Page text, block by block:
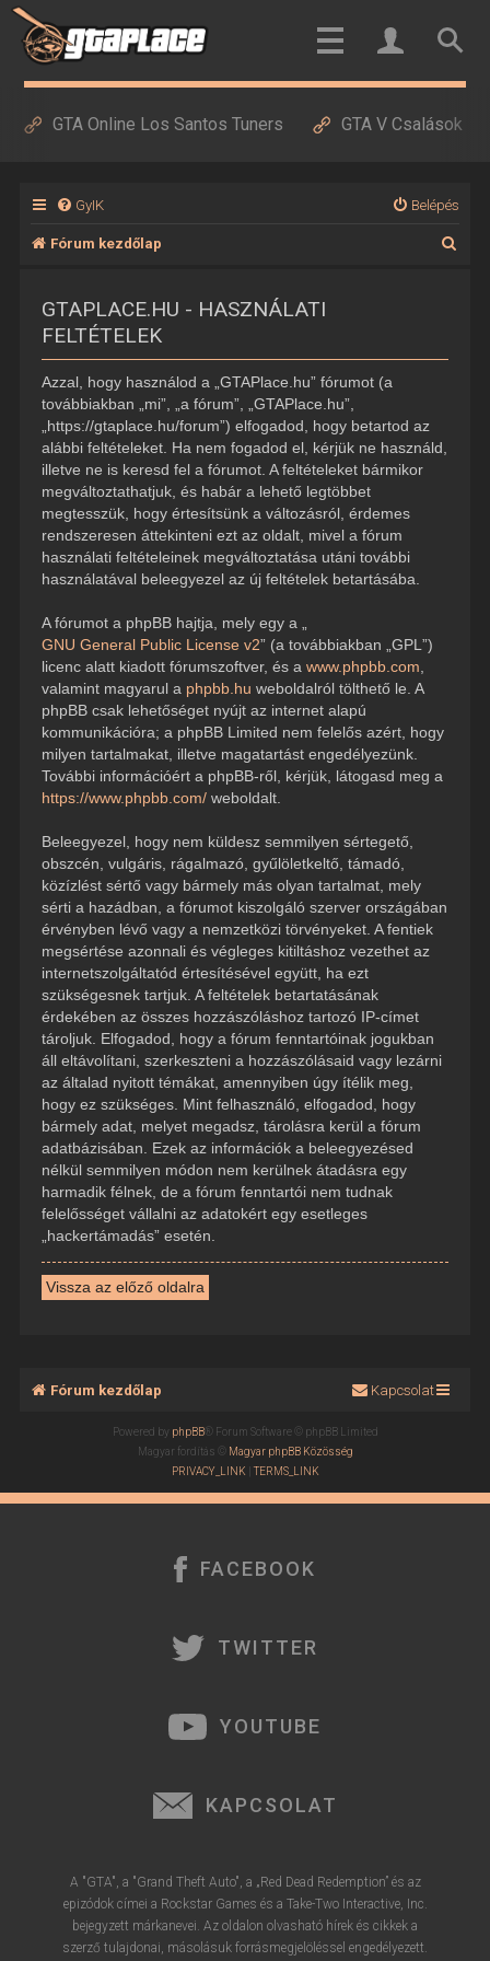
GTA Online Los Santos Tuners GTA V Csalások
GyIK Belépés
Fórum kezdőlap
GTAPLACE.HU - HASZNÁLATI
FELTÉTELEK
Azzal, hogy használod a „GTAPlace.hu” fórumot (a
továbbiakban „mi”, „a fórum”, „GTAPlace.hu”,
„https://gtaplace.hu/forum”) elfogadod, hogy betartod az
alábbi feltételeket. Ha nem fogadod el, kérjük ne használd,
illetve ne is keresd fel a fórumot. A feltételeket bármikor
megváltoztathatjuk, és habár a lehető legtöbbet
megtesszük, hogy értesítsünk a változásról, érdemes
rendszeresen áttekinteni ezt az oldalt, mivel a fórum
használati feltételeinek megváltoztatása utáni további
használatával beleegyezel az új feltételek betartásába.
A fórumot a phpBB hajtja, mely egy a „
GNU General Public License v2” (a továbbiakban „GPL”)
licenc alatt kiadott fórumszoftver, és a www.phpbb.com
valamint magyarul a phpbb.hu weboldalról tölthető le. A
phpBB csak lehetőséget nyújt az internet alapú
kommunikációra; a phpBB Limited nem felelős azért, hogy
milyen tartalmakat, illetve magatartást engedélyezünk.
További információért a phpBB-ről, kérjük, látogasd meg a
https://www.phpbb.com/weboldalt.
Beleegyezel, hogy nem küldesz semmilyen sértegető,
obszcén, vulgáris, rágalmazó, gyűlöletkeltő, támadó,
közízlést sértő vagy bármely más olyan tartalmat, mely
sérti a hazádban, a fórumot kiszolgáló szerver országában
érvényben lévő vagy a nemzetközi törvényeket. A fentiek
megsértése azonnali és végleges kitiltáshoz vezethet az
internetszolgáltatód értesítésével együtt, ha ezt
szükségesnek tartjuk. A feltételek betartatásának
érdekében az összes hozzászóláshoz tartozó IP-címet
tároljuk. Elfogadod, hogy a fórum fenntartóinak jogukban
áll eltávolítani, szerkeszteni a hozzászólásaid vagy lezárni
az általad nyitott témákat, amennyiben úgy ítélik meg,
hogy ez szükséges. Mint felhasználó, elfogadod, hogy
bármely adat, melyet megadsz, tárolásra kerül a fórum
adatbázisában. Ezek az információk a beleegyezésed
nélkül semmilyen módon nem kerülnek átadásra egy
harmadik félnek, de a fórum fenntartói nem tudnak
felelősséget vállalni az adatokért egy esetleges
„hackertámadás” esetén.
Vissza az előző oldalra
Fórum kezdőlap Kapcsolat
Powered by phpBB® Forum Software © phpBB Limited
Magyar fordítás © Magyar phpBB Közösség
PRIVACY_LINK |TERMS_LINK
FACEBOOK
TWITTER
YOUTUBE
KAPCSOLAT
A "GTA", a "Grand Theft Auto", a „Red Dead Redemption” és az
epizódok címei a Rockstar Games és a Take-Two Interactive, Inc.
bejegyzett márkanevei. Az oldalon olvasható hírek és cikkek a
szerző tulajdonai, másolásuk forrásmegjelöléssel engedélyezett.